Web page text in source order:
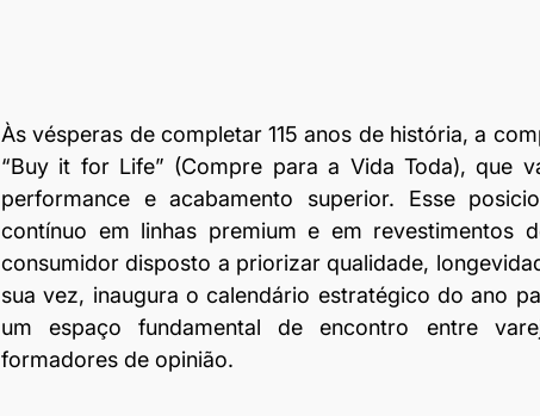
Às vésperas de completar 115 anos de história, a
“Buy it for Life” (Compre para a Vida Toda), que
performance e acabamento superior. Esse
contínuo em linhas premium e em revestimentos
consumidor disposto a priorizar qualidade,
sua vez, inaugura o calendário estratégico do ano
um espaço fundamental de encontro entre
formadores de opinião.